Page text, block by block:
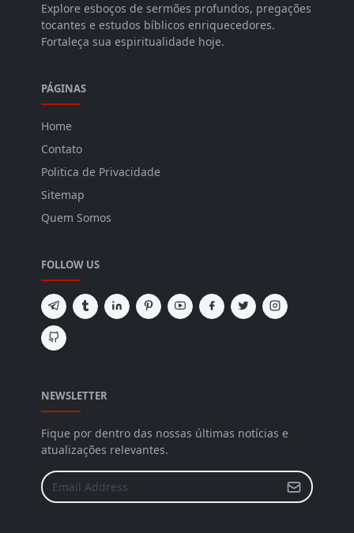
Explore esboços de sermões profundos, pregações
tocantes e estudos bíblicos enriquecedores.
Fortaleça sua espiritualidade hoje.
PÁGINAS
Home
Contato
Politica de Privacidade
Sitemap
Quem Somos
FOLLOW US
NEWSLETTER
Fique por dentro das nossas últimas notícias e
atualizações relevantes.